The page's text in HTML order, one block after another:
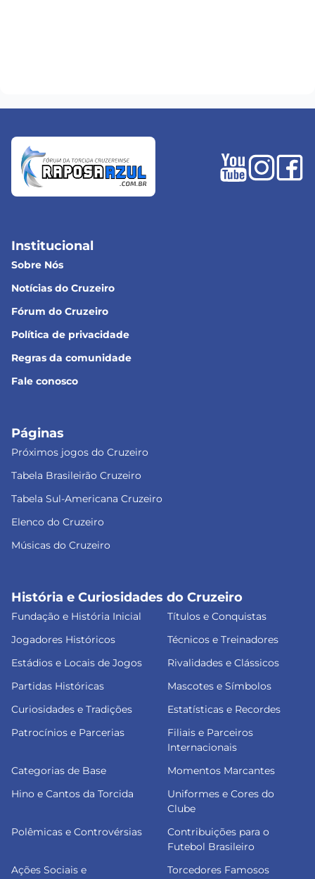
Institucional
Sobre Nós
Notícias do Cruzeiro
Fórum do Cruzeiro
Política de privacidade
Regras da comunidade
Fale conosco
Páginas
Próximos jogos do Cruzeiro
Tabela Brasileirão Cruzeiro
Tabela Sul-Americana Cruzeiro
Elenco do Cruzeiro
Músicas do Cruzeiro
História e Curiosidades do Cruzeiro
Fundação e História Inicial
Títulos e Conquistas
Jogadores Históricos
Técnicos e Treinadores
Estádios e Locais de Jogos
Rivalidades e Clássicos
Partidas Históricas
Mascotes e Símbolos
Curiosidades e Tradições
Estatísticas e Recordes
Patrocínios e Parcerias
Filiais e Parceiros
Internacionais
Categorias de Base
Momentos Marcantes
Hino e Cantos da Torcida
Uniformes e Cores do
Clube
Polêmicas e Controvérsias
Contribuições para o
Futebol Brasileiro
Ações Sociais e
Torcedores Famosos